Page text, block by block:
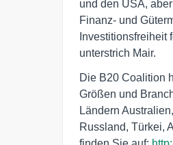
und den USA,
Finanz- und
unterstrich Mair.
Die B20 Coalition
Größen und
Ländern
Russland, Türkei,